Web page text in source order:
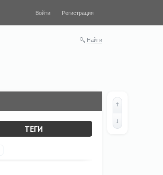
Войти Регистрация
Найти
ТЕГИ